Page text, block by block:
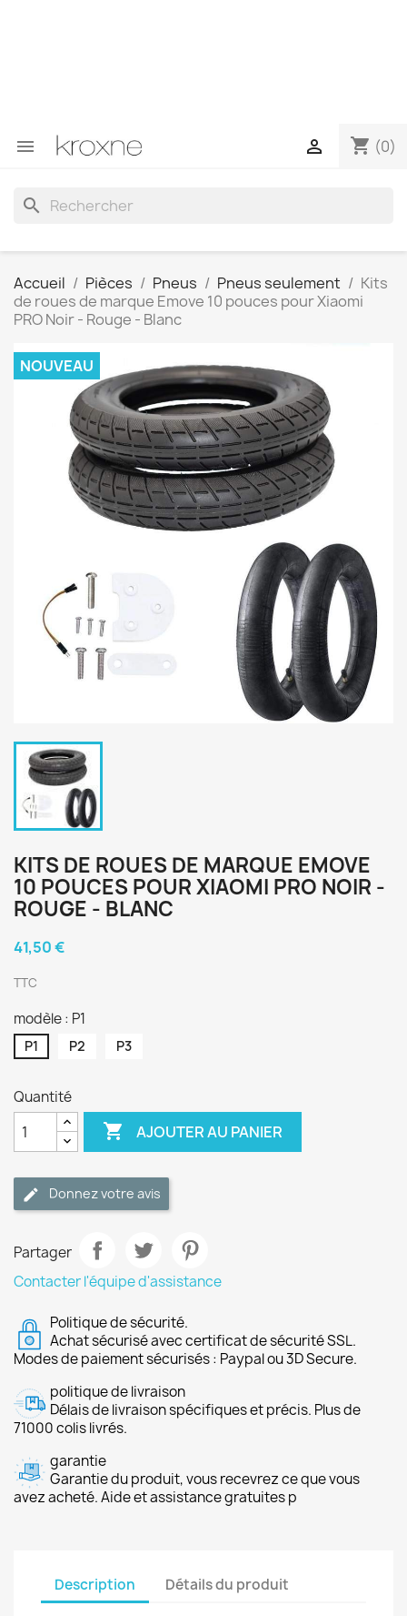
 shopping_cart (0)

search
Accueil Pièces Pneus Pneus seulement
Kits
de roues de marque Emove 10 pouces pour Xiaomi
PRO Noir - Rouge - Blanc
NOUVEAU
KITS DE ROUES DE MARQUE EMOVE
10 POUCES POUR XIAOMI PRO NOIR -
ROUGE - BLANC
41,50 €
TTC
modèle : P1
P1 P2 P3
Quantité
 AJOUTER AU PANIER
Donnez votre avis
Partager
Contacter l'équipe d'assistance
Politique de sécurité.
Achat sécurisé avec certificat de sécurité SSL.
Modes de paiement sécurisés : Paypal ou 3D Secure.
politique de livraison
Délais de livraison spécifiques et précis. Plus de
71000 colis livrés.
garantie
Garantie du produit, vous recevrez ce que vous
avez acheté. Aide et assistance gratuites p
Description Détails du produit